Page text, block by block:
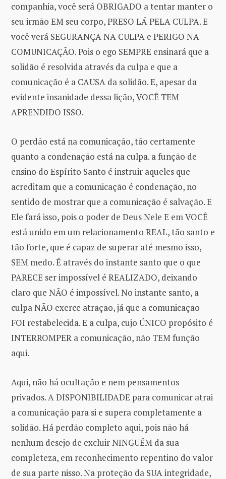
companhia, você será OBRIGADO a tentar manter o
seu irmão EM seu corpo, PRESO LÁ PELA CULPA. E
você verá SEGURANÇA NA CULPA e PERIGO NA
COMUNICAÇÃO. Pois o ego SEMPRE ensinará que a
solidão é resolvida através da culpa e que a
comunicação é a CAUSA da solidão. E, apesar da
evidente insanidade dessa lição, VOCÊ TEM
APRENDIDO ISSO.
O perdão está na comunicação, tão certamente
quanto a condenação está na culpa. a função de
ensino do Espírito Santo é instruir aqueles que
acreditam que a comunicação é condenação, no
sentido de mostrar que a comunicação é salvação. E
Ele fará isso, pois o poder de Deus Nele E em VOCÊ
está unido em um relacionamento REAL, tão santo e
tão forte, que é capaz de superar até mesmo isso,
SEM medo. É através do instante santo que o que
PARECE ser impossível é REALIZADO, deixando
claro que NÃO é impossível. No instante santo, a
culpa NÃO exerce atração, já que a comunicação
FOI restabelecida. E a culpa, cujo ÚNICO propósito é
INTERROMPER a comunicação, não TEM função
aqui.
Aqui, não há ocultação e nem pensamentos
privados. A DISPONIBILIDADE para comunicar atrai
a comunicação para si e supera completamente a
solidão. Há perdão completo aqui, pois não há
nenhum desejo de excluir NINGUÉM da sua
completeza, em reconhecimento repentino do valor
de sua parte nisso. Na proteção da SUA integridade,